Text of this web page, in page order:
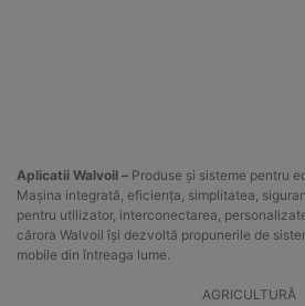
Aplicatii Walvoil – Produse și sisteme pentru
Mașina integrată, eficiența, simplitatea,
pentru utilizator, interconectarea,
cărora Walvoil își dezvoltă propunerile de
mobile din întreaga lume.
AGRICULTURĂ